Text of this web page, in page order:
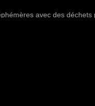
avec des déchets
à Rieux-Minervois (11) –
à 3 classes
#2 (69)